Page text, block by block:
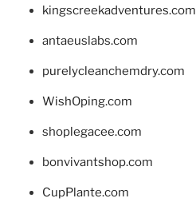
kingscreekadventures.com
antaeuslabs.com
purelycleanchemdry.com
WishOping.com
shoplegacee.com
bonvivantshop.com
CupPlante.com